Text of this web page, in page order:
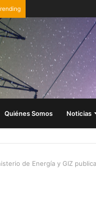
Quiénes Somos Noticias
de Energía y GIZ